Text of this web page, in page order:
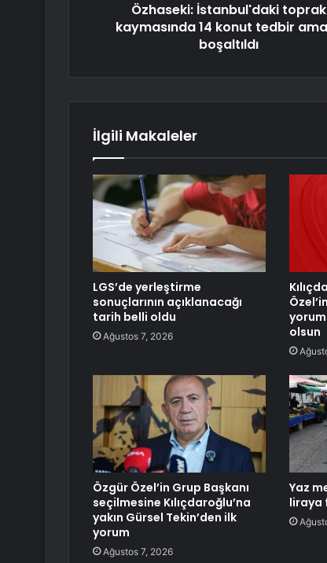
Özhaseki: İstanbul'daki toprak
kaymasında 14 konut tedbir
boşaltıldı
İlgili Makaleler
LGS’de yerleştirme
sonuçlarının açıklanacağı
tarih belli oldu
Ağustos 7, 2026
olsun
Özgür Özel’in Grup Başkanı
seçilmesine Kılıçdaroğlu’na
yakın Gürsel Tekin’den ilk
yorum
Ağustos 7, 2026
Yaz
liraya